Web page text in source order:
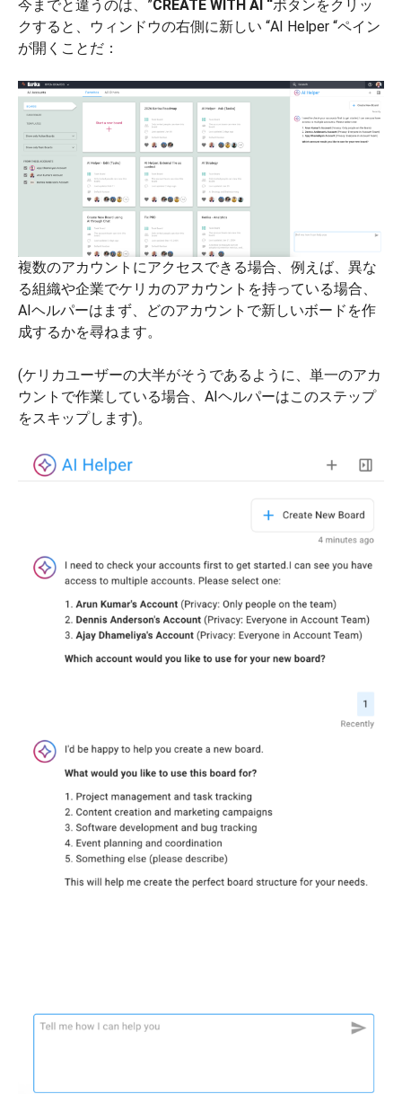
今までと違うのは、”CREATE WITH AI “ボタンをクリッ
クすると、ウィンドウの右側に新しい “AI Helper “ペイン
が開くことだ：
複数のアカウントにアクセスできる場合、例えば、異な
る組織や企業でケリカのアカウントを持っている場合、
AIヘルパーはまず、どのアカウントで新しいボードを作
成するかを尋ねます。
(ケリカユーザーの大半がそうであるように、単一のアカ
ウントで作業している場合、AIヘルパーはこのステップ
をスキップします)。